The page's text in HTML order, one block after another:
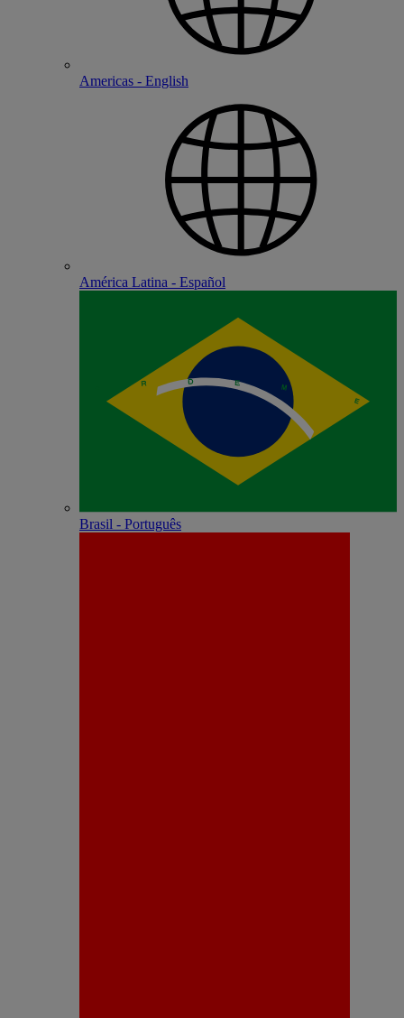
Americas - English
América Latina - Español
Brasil - Português